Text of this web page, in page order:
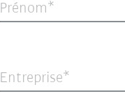
Prénom
Entreprise